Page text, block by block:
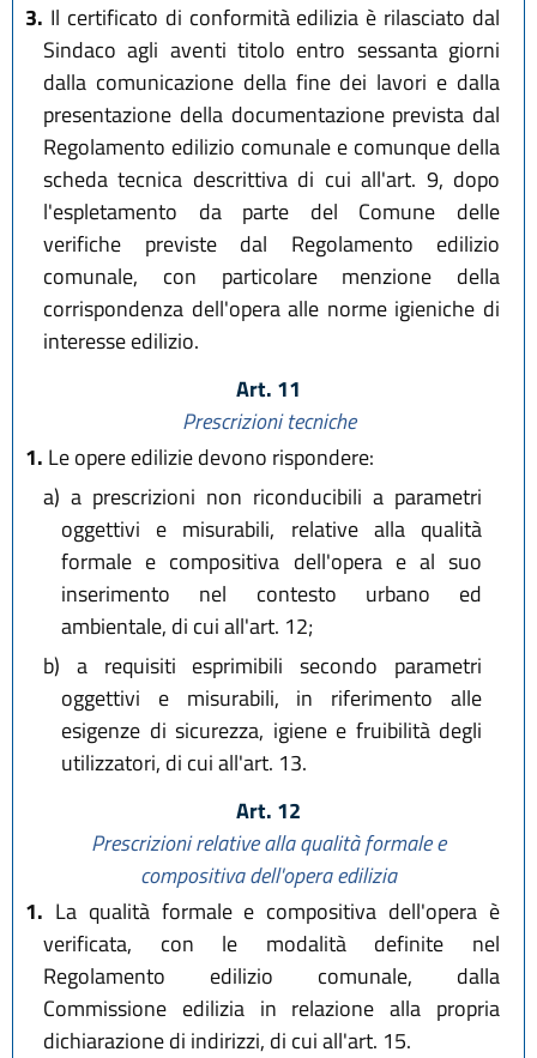
3. Il certificato di conformità edilizia è rilasciato dal
Sindaco agli aventi titolo entro sessanta giorni
dalla comunicazione della fine dei lavori e dalla
presentazione della documentazione prevista dal
Regolamento edilizio comunale e comunque della
scheda tecnica descrittiva di cui all'art. 9, dopo
l'espletamento da parte del Comune delle
verifiche previste dal Regolamento edilizio
comunale, con particolare menzione della
corrispondenza dell'opera alle norme igieniche di
interesse edilizio.
Art. 11
Prescrizioni tecniche
1. Le opere edilizie devono rispondere:
a) a prescrizioni non riconducibili a parametri
oggettivi e misurabili, relative alla qualità
formale e compositiva dell'opera e al suo
inserimento nel contesto urbano ed
ambientale, di cui all'art. 12;
b) a requisiti esprimibili secondo parametri
oggettivi e misurabili, in riferimento alle
esigenze di sicurezza, igiene e fruibilità degli
utilizzatori, di cui all'art. 13.
Art. 12
Prescrizioni relative alla qualità formale e
compositiva dell'opera edilizia
1. La qualità formale e compositiva dell'opera è
verificata, con le modalità definite nel
Regolamento edilizio comunale, dalla
Commissione edilizia in relazione alla propria
dichiarazione di indirizzi, di cui all'art. 15.